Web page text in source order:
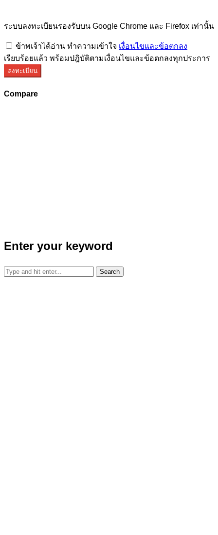
ระบบลงทะเบียนรองรับบน Google Chrome และ Firefox เท่านั้น
ข้าพเจ้าได้อ่าน ทำความเข้าใจ เงื่อนไขและข้อตกลง
เรียบร้อยแล้ว พร้อมปฎิบัติตามเงื่อนไขและข้อตกลงทุกประการ
ลงทะเบียน
Compare
Enter your keyword
Search